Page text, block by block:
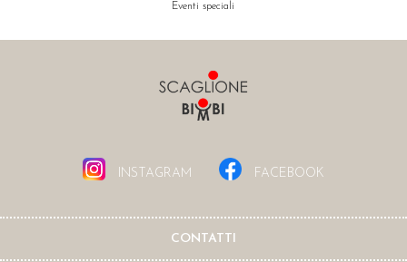
Eventi speciali
INSTAGRAM FACEBOOK
CONTATTI